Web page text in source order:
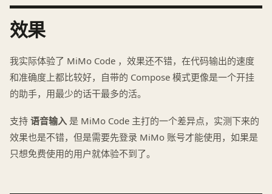
效果
我实际体验了 MiMo Code ，效果还不错，在代码输出的速度
和准确度上都比较好，自带的 Compose 模式更像是一个开挂
的助手，用最少的话干最多的活。
支持 语音输入 是 MiMo Code 主打的一个差异点，实测下来的
效果也是不错，但是需要先登录 MiMo 账号才能使用，如果是
只想免费使用的用户就体验不到了。